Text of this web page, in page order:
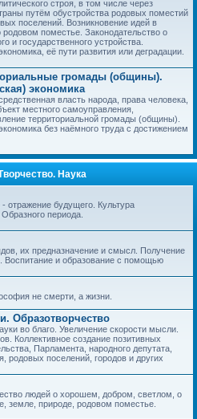
строя, в том числе через
путём обустройства родовых поместий
поселений. Возникновение идей в
поместье. Законодательство о
и государственного устройства.
её пути развития или деградации.
громады (общины).
экономика
власть народа, права человека,
местного самоуправления,
территориальной громады (общины).
без наёмного труда с достижением
Наука
отражение будущего. Культура
периода.
их предназначение и смысл. Получение
Воспитание и образование с помощью
не смерти, а жизни.
Образотворчество
во благо. Увеличение скорости мысли.
Коллективное создание позитивных
Парламента, народного депутата,
родовых поселений, городов и других
людей о хорошем, добром, светлом, о
земле, природе, родовом поместье.